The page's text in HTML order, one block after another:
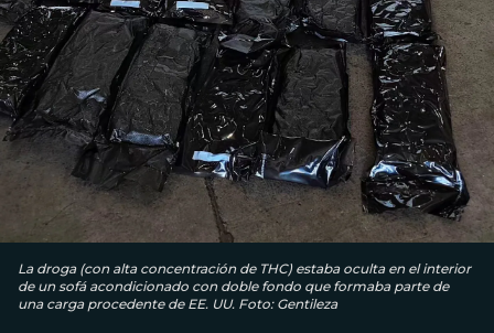
La droga (con alta concentración de THC) estaba oculta en el interior
de un sofá acondicionado con doble fondo que formaba parte de
una carga procedente de EE. UU. Foto: Gentileza